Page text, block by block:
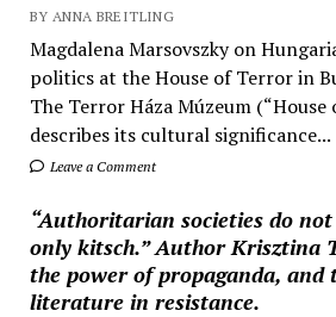
BY ANNA BREITLING
Magdalena Marsovszky on
politics at the House of Terror in
The Terror Háza Múzeum (“House
describes its cultural significance...
Leave a Comment
“Authoritarian societies do
only kitsch.” Author Krisztina
the power of propaganda, and
literature in resistance.